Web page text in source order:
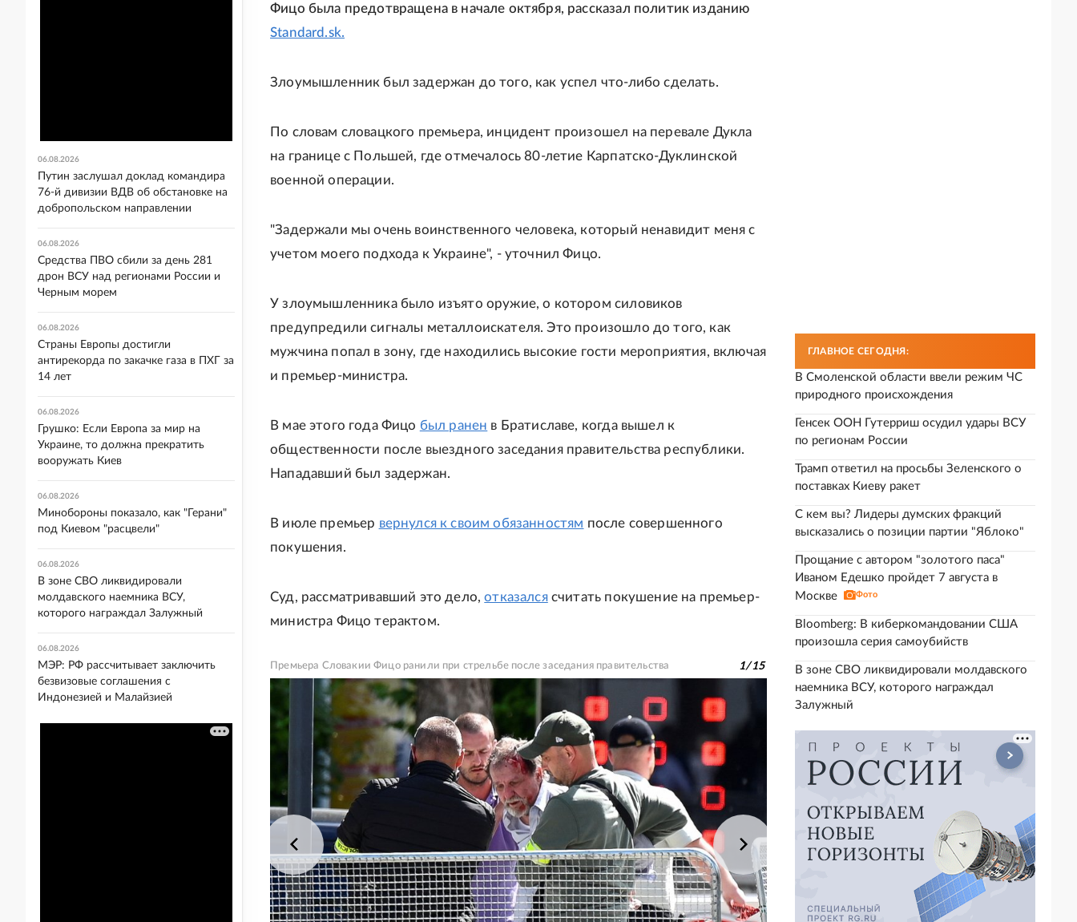
Фицо была предотвращена в начале октября, рассказал политик изданию
Standard.sk.
Злоумышленник был задержан до того, как успел что-либо сделать.
По словам словацкого премьера, инцидент произошел на перевале Дукла
на границе с Польшей, где отмечалось 80-летие Карпатско-Дуклинской
военной операции.
"Задержали мы очень воинственного человека, который ненавидит меня с
учетом моего подхода к Украине", - уточнил Фицо.
У злоумышленника было изъято оружие, о котором силовиков
предупредили сигналы металлоискателя. Это произошло до того, как
мужчина попал в зону, где находились высокие гости мероприятия, включая
и премьер-министра.
В мае этого года Фицо был ранен в Братиславе, когда вышел к
общественности после выездного заседания правительства республики.
Нападавший был задержан.
В июле премьер вернулся к своим обязанностям после совершенного
покушения.
Суд, рассматривавший это дело,отказалсясчитать покушение на премьер-
министра Фицо терактом.
Премьера Словакии Фицо ранили при стрельбе после заседания правительства 1/15
ГЛАВНОЕ СЕГОДНЯ:
В Смоленской области ввели режим ЧС
природного происхождения
Генсек ООН Гутерриш осудил удары ВСУ
по регионам России
Трамп ответил на просьбы Зеленского о
поставках Киеву ракет
С кем вы? Лидеры думских фракций
высказались о позиции партии "Яблоко"
Прощание с автором "золотого паса"
Иваном Едешко пройдет 7 августа в
Москве
Фото
Bloomberg: В киберкомандовании США
произошла серия самоубийств
В зоне СВО ликвидировали молдавского
наемника ВСУ, которого награждал
Залужный
06.08.2026
Путин заслушал доклад командира
76-й дивизии ВДВ об обстановке на
добропольском направлении
06.08.2026
Средства ПВО сбили за день 281
дрон ВСУ над регионами России и
Черным морем
06.08.2026
Страны Европы достигли
антирекорда по закачке газа в ПХГ за
14 лет
06.08.2026
Грушко: Если Европа за мир на
Украине, то должна прекратить
вооружать Киев
06.08.2026
Минобороны показало, как "Герани"
под Киевом "расцвели"
06.08.2026
В зоне СВО ликвидировали
молдавского наемника ВСУ,
которого награждал Залужный
06.08.2026
МЭР: РФ рассчитывает заключить
безвизовые соглашения с
Индонезией и Малайзией